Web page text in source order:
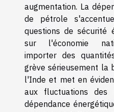
augmentation. La
de pétrole
questions de sécurité
sur l'économie
importer des
grève sérieusement la
l'Inde et met en
aux fluctuations des
dépendance